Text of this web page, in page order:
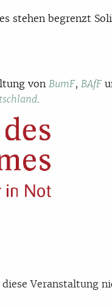
stehen begrenzt
von BumF, BAfF
.
Veranstaltung